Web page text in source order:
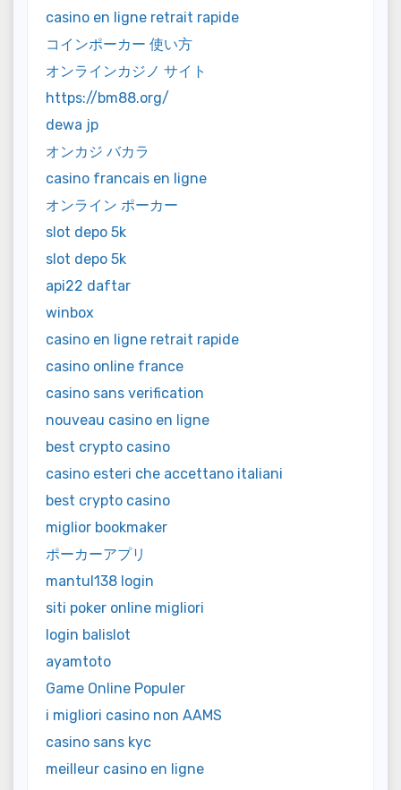
casino en ligne retrait rapide
コインポーカー 使い方
オンラインカジノ サイト
https://bm88.org/
dewa jp
オンカジ バカラ
casino francais en ligne
オンライン ポーカー
slot depo 5k
slot depo 5k
api22 daftar
winbox
casino en ligne retrait rapide
casino online france
casino sans verification
nouveau casino en ligne
best crypto casino
casino esteri che accettano italiani
best crypto casino
miglior bookmaker
ポーカーアプリ
mantul138 login
siti poker online migliori
login balislot
ayamtoto
Game Online Populer
i migliori casino non AAMS
casino sans kyc
meilleur casino en ligne